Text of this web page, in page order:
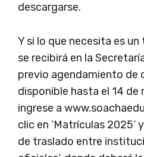
descargarse.
Y si lo que necesita es
se recibirá en la
previo agendamiento de
disponible hasta el 14 de
ingrese a
clic en ‘Matrículas 2025’
de traslado entre